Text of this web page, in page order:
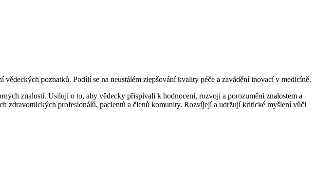
poznatků. Podílí se na neustálém zlepšování kvality péče a zavádění inovací v medicíně.
znalostí. Usilují o to, aby vědecky přispívali k hodnocení, rozvoji a porozumění znalostem a
zdravotnických profesionálů, pacientů a členů komunity. Rozvíjejí a udržují kritické myšlení vůči